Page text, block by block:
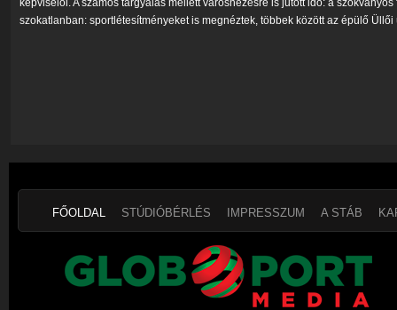
képviselői. A számos tárgyalás mellett városnézésre is jutott idő: a
szokatlanban: sportlétesítményeket is megnéztek, többek között az épülő
FŐOLDAL STÚDIÓBÉRLÉS IMPRESSZUM A STÁB